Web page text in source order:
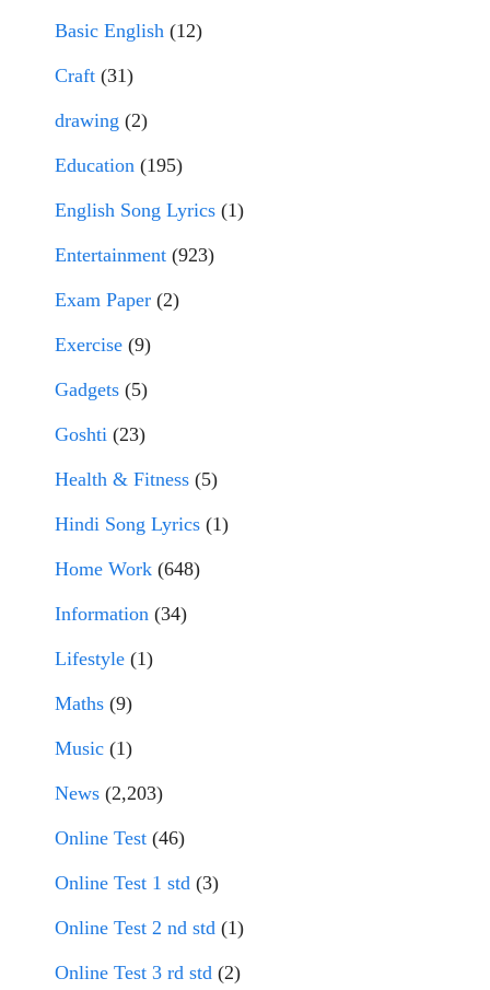
Basic English (12)
Craft (31)
drawing (2)
Education (195)
English Song Lyrics (1)
Entertainment (923)
Exam Paper (2)
Exercise (9)
Gadgets (5)
Goshti (23)
Health & Fitness (5)
Hindi Song Lyrics (1)
Home Work (648)
Information (34)
Lifestyle (1)
Maths (9)
Music (1)
News (2,203)
Online Test (46)
Online Test 1 std (3)
Online Test 2 nd std (1)
Online Test 3 rd std (2)